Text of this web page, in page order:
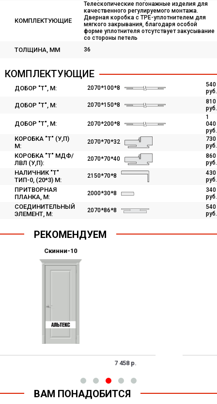
КОМПЛЕКТУЮЩИЕ
Телескопические погонажные изделия для
качественного регулируемого монтажа.
Дверная коробка с TPE-уплотнителем для
мягкого закрывания, благодаря особой
форме уплотнителя отсутствует закусывание
со стороны петель
ТОЛЩИНА, ММ 36
КОМПЛЕКТУЮЩИЕ
ДОБОР "Т", М: 2070*100*8
540
руб.
ДОБОР "Т", М: 2070*150*8
810
руб.
ДОБОР "Т", М: 2070*200*8
1
040
руб.
КОРОБКА "Т" (У,П)
М:
2070*70*32
730
руб.
КОРОБКА "Т" МДФ/
ЛВЛ (У,П):
2070*70*40
860
руб.
НАЛИЧНИК "Т"
ТИП-0, (20*3) М:
2150*70*8
430
руб.
ПРИТВОРНАЯ
ПЛАНКА, М:
2000*30*8
340
руб.
СОЕДИНИТЕЛЬНЫЙ
ЭЛЕМЕНТ, М:
2070*86*8
540
руб.
РЕКОМЕНДУЕМ
ВАМ ПОНАДОБИТСЯ